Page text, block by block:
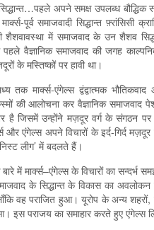
अपने समक्ष उपलब्ध बौद्धिक
पूर्व समाजवादी सिद्धान्त
शैशवावस्था में समाजवाद के उन शैशव
वैज्ञानिक समाजवाद की जगह
के मस्तिष्कों पर हावी था।
मार्क्स-एंगेल्स द्वंद्वात्मक
की आलोचना कर वैज्ञानिक समाजवाद
है जिसमें उन्होंने मज़दूर वर्ग के संगठन
और एंगेल्स अपने विचारों के इर्द-गिर्द
लीग’ में बदलते हैं।
में मार्क्स–एंगेल्स के विचारों का सन्दर्भ
के सिद्धान्त के विकास का
वह पराजित हुआ। यूरोप के अन्य
इस पराजय का समाहार करते हुए एंगेल्स